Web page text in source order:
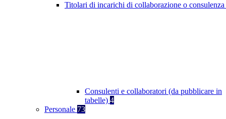
Titolari di incarichi di collaborazione o consulenza
Consulenti e collaboratori (da pubblicare in
tabelle) 4
Personale 73